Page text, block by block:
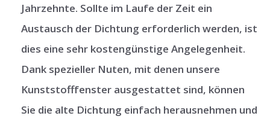
Jahrzehnte. Sollte im Laufe der Zeit ein
Austausch der Dichtung erforderlich werden, ist
dies eine sehr kostengünstige Angelegenheit.
Dank spezieller Nuten, mit denen unsere
Kunststofffenster ausgestattet sind, können
Sie die alte Dichtung einfach herausnehmen und